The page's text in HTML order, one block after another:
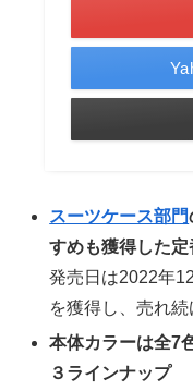
スーツケース部門
すめも獲得した
発売日は2022年
を獲得し、売れ
本体カラーは全7
３ラインナップ